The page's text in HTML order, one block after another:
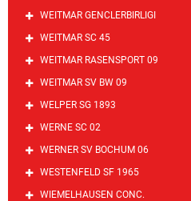
WEITMAR GENCLERBIRLIGI
WEITMAR SC 45
WEITMAR RASENSPORT 09
WEITMAR SV BW 09
WELPER SG 1893
WERNE SC 02
WERNER SV BOCHUM 06
WESTENFELD SF 1965
WIEMELHAUSEN CONC.